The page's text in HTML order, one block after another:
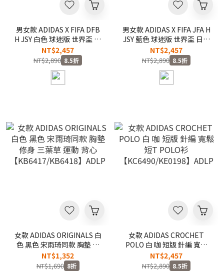
男女款 ADIDAS X FIFA DFB
H JSY 白色 球迷版 世界盃 德
國隊 足球 聯名款 吸濕 排汗
涼爽 球衣 短T【KD8363】
ADFIFA
NT$2,457
NT$2,890 8.5折
男女款 ADIDAS X FIFA JFA H
JSY 藍色 球迷版 世界盃 日本
隊 足球 聯名款 吸濕 排汗 球
衣 短T【KD3345】ADFIFA
NT$2,457
NT$2,890 8.5折
女款 ADIDAS ORIGINALS 白
色 黑色 宋雨琦同款 胸墊 修
身 三葉草 運動 背心
【KB6417/KB6418】ADLP
NT$1,352
NT$1,690 8折
女款 ADIDAS CROCHET
POLO 白 咖 短版 針編 寬鬆
短T POLO衫
【KC6490/KE0198】ADLP
NT$2,457
NT$2,890 8.5折